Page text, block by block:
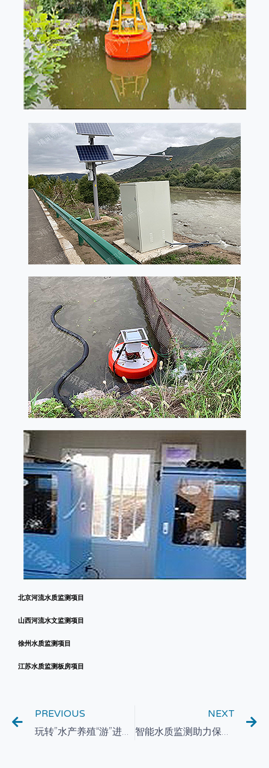
北京河流水质监测项目
山西河流水文监测项目
徐州水质监测项目
江苏水质监测板房项目
PREVIOUS
玩转”水产养殖“游”进千家万户
NEXT
智能水质监测助力保障饮用水安全